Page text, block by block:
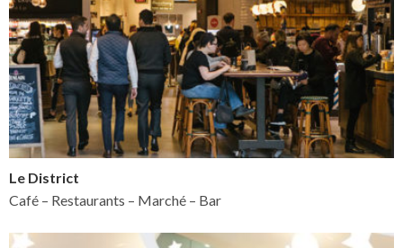
Le District
Café – Restaurants – Marché – Bar